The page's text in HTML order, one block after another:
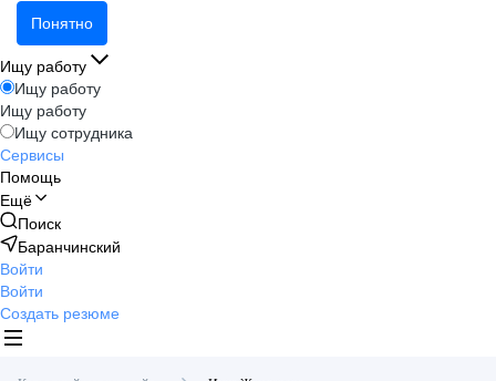
Понятно
Ищу работу
Ищу работу
Ищу работу
Ищу сотрудника
Сервисы
Помощь
Ещё
Поиск
Баранчинский
Войти
Войти
Создать резюме